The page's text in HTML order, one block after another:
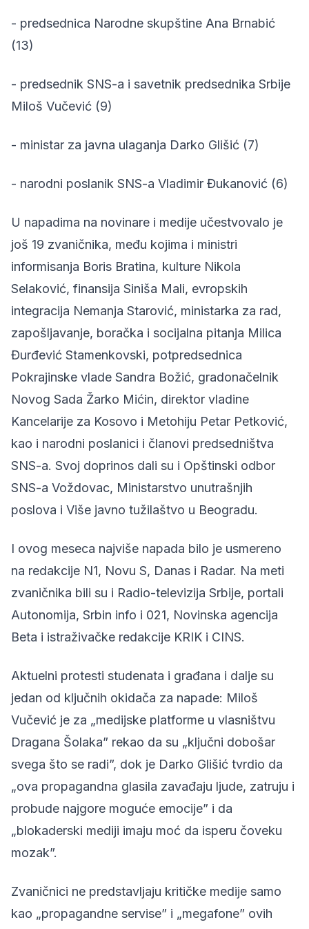
- predsednica Narodne skupštine Ana Brnabić
(13)
- predsednik SNS-a i savetnik predsednika Srbije
Miloš Vučević (9)
- ministar za javna ulaganja Darko Glišić (7)
- narodni poslanik SNS-a Vladimir Đukanović (6)
U napadima na novinare i medije učestvovalo je
još 19 zvaničnika, među kojima i ministri
informisanja Boris Bratina, kulture Nikola
Selaković, finansija Siniša Mali, evropskih
integracija Nemanja Starović, ministarka za rad,
zapošljavanje, boračka i socijalna pitanja Milica
Đurđević Stamenkovski, potpredsednica
Pokrajinske vlade Sandra Božić, gradonačelnik
Novog Sada Žarko Mićin, direktor vladine
Kancelarije za Kosovo i Metohiju Petar Petković,
kao i narodni poslanici i članovi predsedništva
SNS-a. Svoj doprinos dali su i Opštinski odbor
SNS-a Voždovac, Ministarstvo unutrašnjih
poslova i Više javno tužilaštvo u Beogradu.
I ovog meseca najviše napada bilo je usmereno
na redakcije N1, Novu S, Danas i Radar. Na meti
zvaničnika bili su i Radio-televizija Srbije, portali
Autonomija, Srbin info i 021, Novinska agencija
Beta i istraživačke redakcije KRIK i CINS.
Aktuelni protesti studenata i građana i dalje su
jedan od ključnih okidača za napade: Miloš
Vučević je za „medijske platforme u vlasništvu
Dragana Šolaka” rekao da su „ključni dobošar
svega što se radi”, dok je Darko Glišić tvrdio da
„ova propagandna glasila zavađaju ljude, zatruju i
probude najgore moguće emocije” i da
„blokaderski mediji imaju moć da isperu čoveku
mozak”.
Zvaničnici ne predstavljaju kritičke medije samo
kao „propagandne servise” i „megafone” ovih